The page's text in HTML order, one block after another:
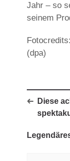
Jahr – so
seinem
(dpa)
Diese